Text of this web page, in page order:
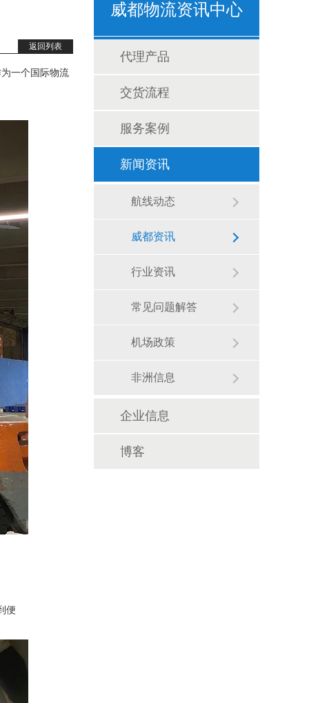
返回列表
一个国际物流
便
威都物流资讯中心
代理产品
交货流程
服务案例
新闻资讯
航线动态
威都资讯
行业资讯
常见问题解答
机场政策
非洲信息
企业信息
博客